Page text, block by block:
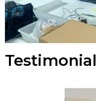
Testimonial